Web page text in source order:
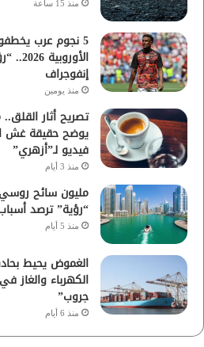
منذ 15 ساعة
5 نجوم عرب
إنفوجراف
منذ يومين
تصريح أثار
يوضح حقيقة غش
فيديو لـ”أزهري”
منذ 3 أيام
مليون سائح
“رؤية” ترصد
منذ 5 أيام
الغموض يحيط
الكهرباء والغاز
جروب”
منذ 6 أيام